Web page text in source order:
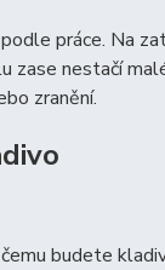
práce. Na
zase nestačí
zranění.
budete